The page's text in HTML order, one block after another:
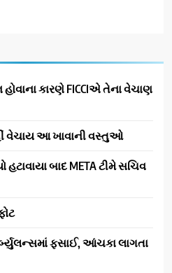
કારણે FICCIએ તેના વેચાણ
વેચાય આ ખાવાની વસ્તુઓ
હટાવાયા બાદ META ટીમે સચિવ
ફસાઈ, આંચકા લાગતા